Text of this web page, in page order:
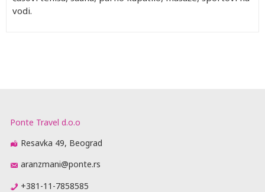
vodi.
Ponte Travel d.o.o
Resavka 49, Beograd
aranzmani@ponte.rs
+381-11-7858585